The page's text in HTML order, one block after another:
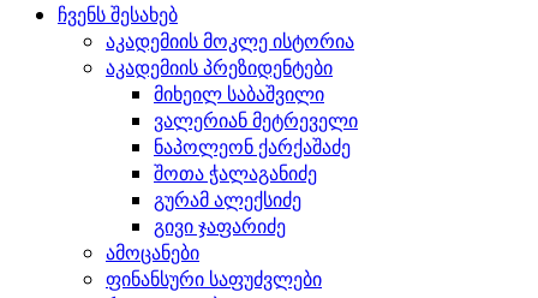
ჩვენს შესახებ
აკადემიის მოკლე ისტორია
აკადემიის პრეზიდენტები
მიხეილ საბაშვილი
ვალერიან მეტრეველი
ნაპოლეონ ქარქაშაძე
შოთა ჭალაგანიძე
გურამ ალექსიძე
გივი ჯაფარიძე
ამოცანები
ფინანსური საფუძვლები